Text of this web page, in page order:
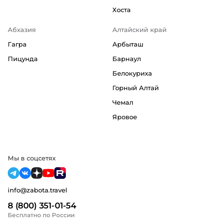
Хоста
Абхазия
Гагра
Пицунда
Алтайский край
Арбыташ
Барнаул
Белокуриха
Горный Алтай
Чемал
Яровое
8 (800) 351-01-54
Бесплатно по России
info@zabota.travel
Мы в соцсетях